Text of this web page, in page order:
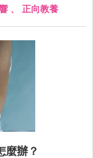
、 正向教養
麼辦？